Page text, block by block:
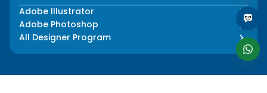
Adobe Illustrator
Adobe Photoshop
All Designer Program